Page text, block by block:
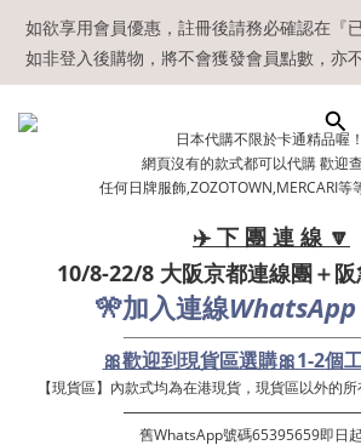
【現貨區】內款式均為在港現貨，現貨區以
貨喔！
如欲享用會員優惠，註冊後請務必確認在『
如非登入後購物，將不會獲發會員點數，亦
溫馨提示：所有順豐快遞／本地及國際郵遞
郵通知出貨，下單後敬請留意電
【現貨區】內款式均為在港現貨，現貨區以
貨喔！
日本代購不限於卡通精品喔！
網頁沒有的款式都可以代購 歡迎
任何日牌服飾,ZOZOTOWN,MERCARI等
✈️ 下 團 連 線 🔽
10/8-22/8 大阪京都連線團＋
🎌加入連線
🎀歡迎到現貨區選購🎀1-2個
【現貨區】內款式均為在港現貨，現貨區以外的所
舊WhatsApp號碼65395659即日